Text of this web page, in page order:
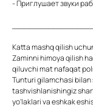
- Приглушает звуки
Katta mashq qilish
Zaminni himoya qilish
qiluvchi mat nafaqat
Tunturi gilamchasi bilan
tashvishlanishingiz
yo'laklari va eshkak